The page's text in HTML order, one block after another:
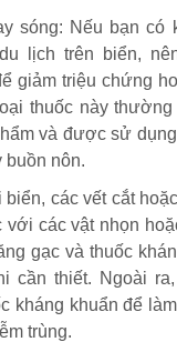
sóng: Nếu bạn có
lịch trên biển,
giảm triệu chứng
thuốc này
và được sử
buồn nôn.
biển, các vết cắt
với các vật nhọn
gạc và thuốc
cần thiết. Ngoài
kháng khuẩn để
trùng.